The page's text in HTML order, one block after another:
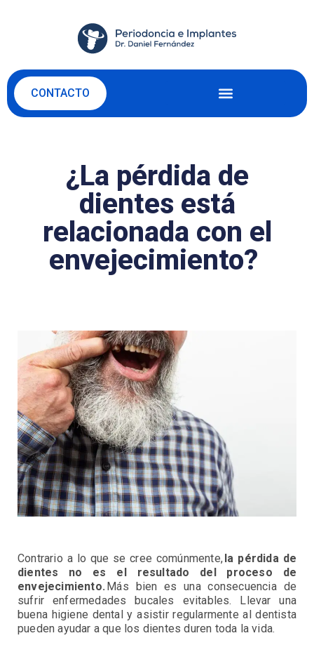
CONTACTO
¿La pérdida de
dientes está
relacionada con el
envejecimiento?
Contrario a lo que se cree comúnmente,la pérdida de
dientes no es el resultado del proceso de
envejecimiento. Más bien es una consecuencia de
sufrir enfermedades bucales evitables. Llevar una
buena higiene dental y asistir regularmente al dentista
pueden ayudar a que los dientes duren toda la vida.